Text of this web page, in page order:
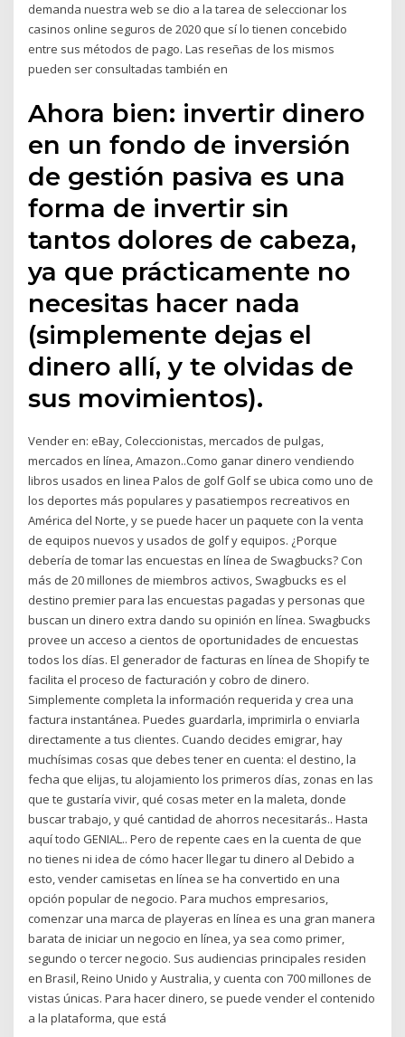
demanda nuestra web se dio a la tarea de seleccionar los
casinos online seguros de 2020 que sí lo tienen concebido
entre sus métodos de pago. Las reseñas de los mismos
pueden ser consultadas también en
Ahora bien: invertir dinero
en un fondo de inversión
de gestión pasiva es una
forma de invertir sin
tantos dolores de cabeza,
ya que prácticamente no
necesitas hacer nada
(simplemente dejas el
dinero allí, y te olvidas de
sus movimientos).
Vender en: eBay, Coleccionistas, mercados de pulgas,
mercados en línea, Amazon..Como ganar dinero vendiendo
libros usados en linea Palos de golf Golf se ubica como uno de
los deportes más populares y pasatiempos recreativos en
América del Norte, y se puede hacer un paquete con la venta
de equipos nuevos y usados de golf y equipos. ¿Porque
debería de tomar las encuestas en línea de Swagbucks? Con
más de 20 millones de miembros activos, Swagbucks es el
destino premier para las encuestas pagadas y personas que
buscan un dinero extra dando su opinión en línea. Swagbucks
provee un acceso a cientos de oportunidades de encuestas
todos los días. El generador de facturas en línea de Shopify te
facilita el proceso de facturación y cobro de dinero.
Simplemente completa la información requerida y crea una
factura instantánea. Puedes guardarla, imprimirla o enviarla
directamente a tus clientes. Cuando decides emigrar, hay
muchísimas cosas que debes tener en cuenta: el destino, la
fecha que elijas, tu alojamiento los primeros días, zonas en las
que te gustaría vivir, qué cosas meter en la maleta, donde
buscar trabajo, y qué cantidad de ahorros necesitarás.. Hasta
aquí todo GENIAL.. Pero de repente caes en la cuenta de que
no tienes ni idea de cómo hacer llegar tu dinero al Debido a
esto, vender camisetas en línea se ha convertido en una
opción popular de negocio. Para muchos empresarios,
comenzar una marca de playeras en línea es una gran manera
barata de iniciar un negocio en línea, ya sea como primer,
segundo o tercer negocio. Sus audiencias principales residen
en Brasil, Reino Unido y Australia, y cuenta con 700 millones de
vistas únicas. Para hacer dinero, se puede vender el contenido
a la plataforma, que está